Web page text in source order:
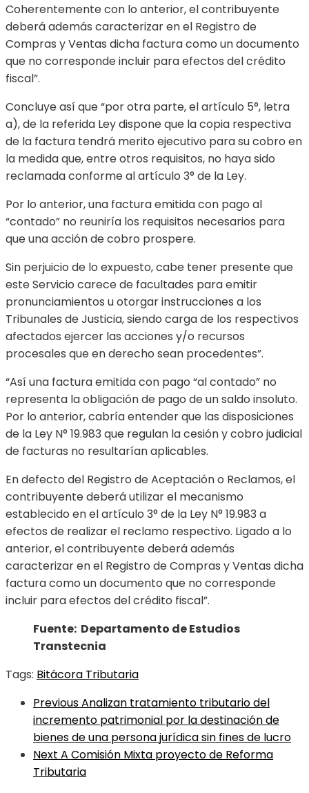
Coherentemente con lo anterior, el contribuyente
deberá además caracterizar en el Registro de
Compras y Ventas dicha factura como un documento
que no corresponde incluir para efectos del crédito
fiscal”.
Concluye así que “por otra parte, el artículo 5°, letra
a), de la referida Ley dispone que la copia respectiva
de la factura tendrá merito ejecutivo para su cobro en
la medida que, entre otros requisitos, no haya sido
reclamada conforme al artículo 3° de la Ley.
Por lo anterior, una factura emitida con pago al
“contado” no reuniría los requisitos necesarios para
que una acción de cobro prospere.
Sin perjuicio de lo expuesto, cabe tener presente que
este Servicio carece de facultades para emitir
pronunciamientos u otorgar instrucciones a los
Tribunales de Justicia, siendo carga de los respectivos
afectados ejercer las acciones y/o recursos
procesales que en derecho sean procedentes”.
“Así una factura emitida con pago “al contado” no
representa la obligación de pago de un saldo insoluto.
Por lo anterior, cabría entender que las disposiciones
de la Ley N° 19.983 que regulan la cesión y cobro judicial
de facturas no resultarían aplicables.
En defecto del Registro de Aceptación o Reclamos, el
contribuyente deberá utilizar el mecanismo
establecido en el artículo 3° de la Ley N° 19.983 a
efectos de realizar el reclamo respectivo. Ligado a lo
anterior, el contribuyente deberá además
caracterizar en el Registro de Compras y Ventas dicha
factura como un documento que no corresponde
incluir para efectos del crédito fiscal”.
Fuente: Departamento de Estudios
Transtecnia
Tags: Bitácora Tributaria
PreviousAnalizan tratamiento tributario del
incremento patrimonial por la destinación de
bienes de una persona jurídica sin fines de lucro
Next A Comisión Mixta proyecto de Reforma
Tributaria